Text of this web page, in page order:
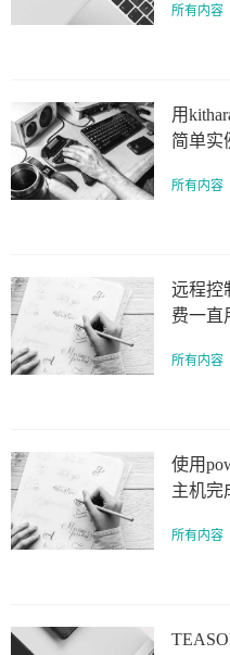
所有内容
用
简单实
所有内容
远程控
费一直
所有内容
使用
主机完
所有内容